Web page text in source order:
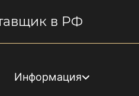
в РФ
Информация